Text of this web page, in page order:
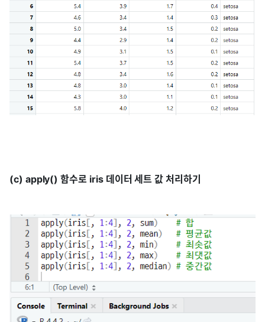
(c) apply() 함수로 iris 데이터 세트 값 처리하기